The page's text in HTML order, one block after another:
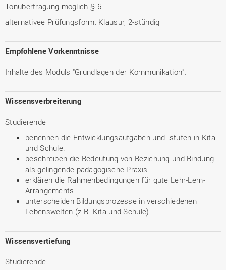
Tonübertragung möglich § 6
alternativee Prüfungsform: Klausur, 2-stündig
Empfohlene Vorkenntnisse
Inhalte des Moduls "Grundlagen der Kommunikation".
Wissensverbreiterung
Studierende
benennen die Entwicklungsaufgaben und -stufen in Kita
und Schule.
beschreiben die Bedeutung von Beziehung und Bindung
als gelingende pädagogische Praxis.
erklären die Rahmenbedingungen für gute Lehr-Lern-
Arrangements.
unterscheiden Bildungsprozesse in verschiedenen
Lebenswelten (z.B. Kita und Schule).
Wissensvertiefung
Studierende